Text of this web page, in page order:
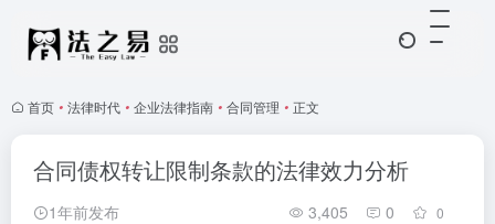
首页 • 法律时代 • 企业法律指南 • 合同管理 • 正文
合同债权转让限制条款的法律效力分析
1年前发布 3,405 0 0